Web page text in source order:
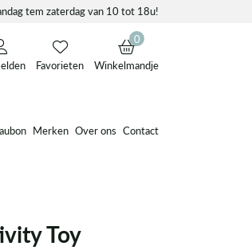
tem zaterdag van 10 tot 18u!
Favorieten
0
Winkelmandje
Merken Over ons Contact
Toy